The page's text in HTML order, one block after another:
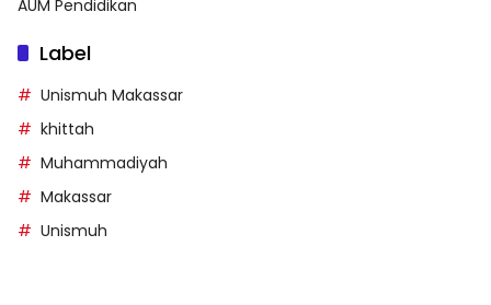
AUM Pendidikan
Label
Unismuh Makassar
khittah
Muhammadiyah
Makassar
Unismuh